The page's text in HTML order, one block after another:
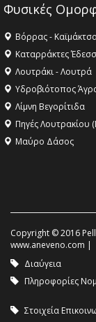
Φυσικές
Βόρρας -
Καταρράκτες
Λουτράκι - Λουτρά
Υδροβιότοπος
Λίμνη Βεγορίτιδα
Πηγές Λουτρακίου
Μαύρο Δάσος
Copyright © 2016
www.aneveno.com |
Διαύγεια
Πληροφορίες
Στοιχεία